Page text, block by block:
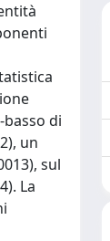
di
un
sul
La